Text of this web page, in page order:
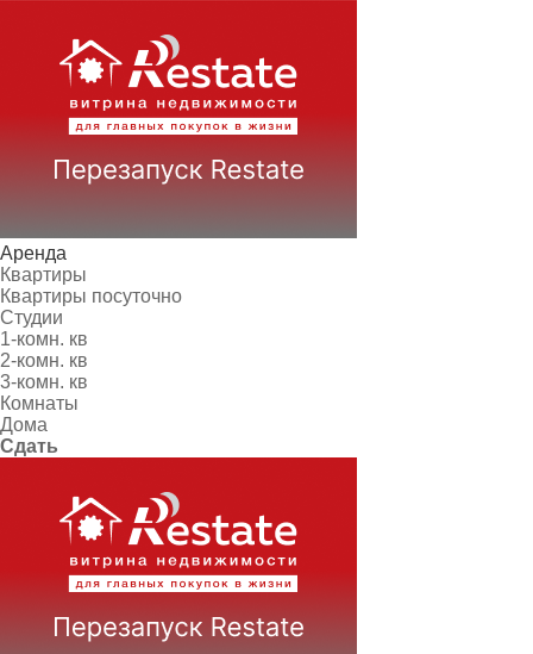
Аренда
Квартиры
Квартиры посуточно
Студии
1-комн. кв
2-комн. кв
3-комн. кв
Комнаты
Дома
Сдать